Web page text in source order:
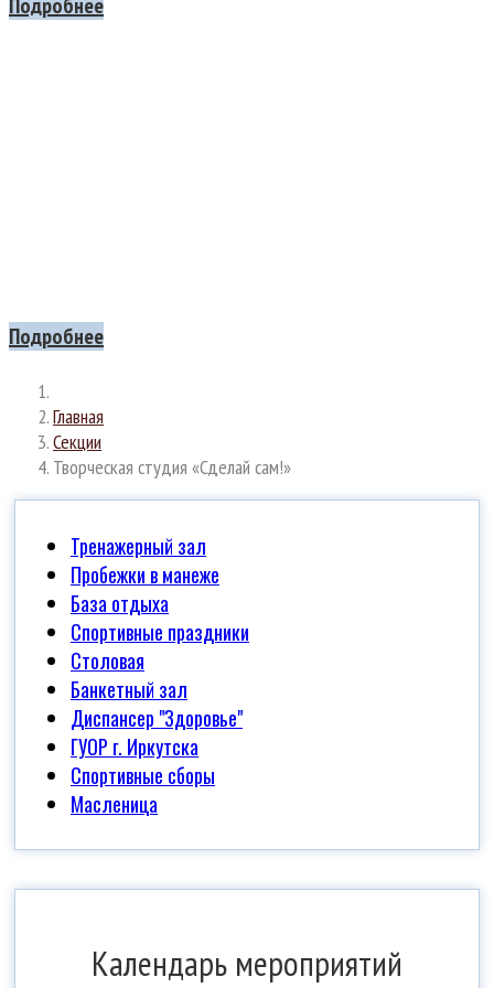
Подробнее
Главная
Секции
Творческая студия «Сделай сам!»
Тренажерный зал
Пробежки в манеже
База отдыха
Спортивные праздники
Столовая
Банкетный зал
Диспансер "Здоровье"
ГУОР г. Иркутска
Спортивные сборы
Масленица
Календарь мероприятий